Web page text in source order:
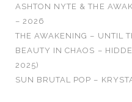
ASHTON NYTE & THE
– 2026
THE AWAKENING – UNTIL
BEAUTY IN CHAOS –
2025)
SUN BRUTAL POP –